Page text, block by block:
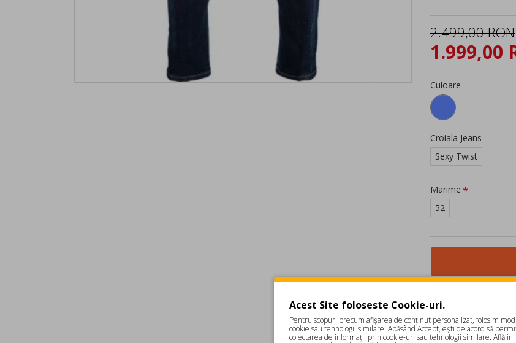
1.999,00
2.499,00 RON
Culoare
Croiala Jeans
Sexy Twist
Marime
52
Acest Site foloseste Cookie-uri.
Pentru scopuri precum afișarea de conținut personalizat, folosim
cookie sau tehnologii similare. Apăsând Accept, ești de acord să
colectarea de informații prin cookie-uri sau tehnologii similare. Află in